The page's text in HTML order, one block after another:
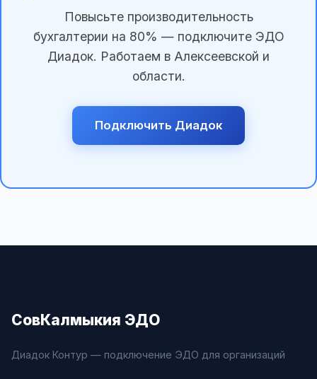
Повысьте производительность
бухгалтерии на 80% — подключите ЭДО
Диадок. Работаем в Алексеевской и
области.
Подключить Диадок
СовКалмыкия ЭДО
Диадок Контур — подключение ЭДО для организаций